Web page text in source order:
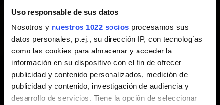
Uso responsable de sus datos
Nosotros y nuestros 1022 socios procesamos sus
datos personales, p.ej., su dirección IP, con tecnologías
como las cookies para almacenar y acceder la
información en su dispositivo con el fin de ofrecer
publicidad y contenido personalizados, medición de
publicidad y contenido, investigación de audiencia y
desarrollo de servicios. Tiene la opción de seleccionar
Creado hace 1 año Actualizado hace 1 año
GWENT no estará disponible desde el 1 de abril a las
7:00 hasta el 2 de abril a las 16:00 (hora peninsular),
debido a un mantenimiento del servidor obligatorio.